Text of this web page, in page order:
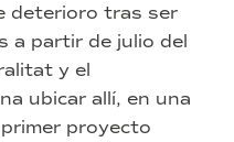
deterioro tras ser
a partir de julio del
y el
ubicar allí, en una
primer proyecto